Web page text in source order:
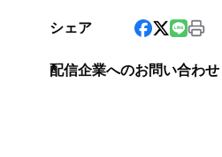
シェア
配信企業へのお問い合わせ